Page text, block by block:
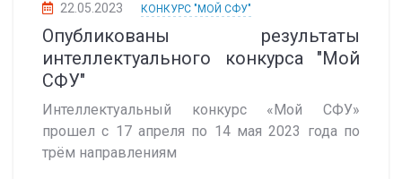
22.05.2023 КОНКУРС "МОЙ СФУ"
Опубликованы результаты
интеллектуального конкурса "Мой
СФУ"
Интеллектуальный конкурс «Мой СФУ»
прошел с 17 апреля по 14 мая 2023 года по
трём направлениям